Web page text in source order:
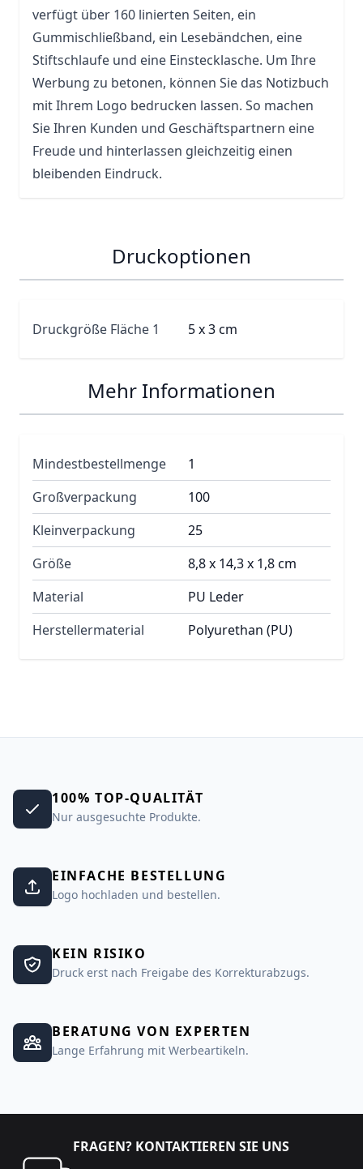
verfügt über 160 linierten Seiten, ein
Gummischließband, ein Lesebändchen, eine
Stiftschlaufe und eine Einstecklasche. Um Ihre
Werbung zu betonen, können Sie das Notizbuch
mit Ihrem Logo bedrucken lassen. So machen
Sie Ihren Kunden und Geschäftspartnern eine
Freude und hinterlassen gleichzeitig einen
bleibenden Eindruck.
Druckoptionen
Druckgröße Fläche 1 5 x 3 cm
Mehr Informationen
Mindestbestellmenge
1
Großverpackung
100
Kleinverpackung
25
Größe
8,8 x 14,3 x 1,8 cm
Material
PU Leder
Herstellermaterial
Polyurethan (PU)
100% TOP-QUALITÄT
Nur ausgesuchte Produkte.
EINFACHE BESTELLUNG
Logo hochladen und bestellen.
KEIN RISIKO
Druck erst nach Freigabe des Korrekturabzugs.
BERATUNG VON EXPERTEN
Lange Erfahrung mit Werbeartikeln.
FRAGEN? KONTAKTIEREN SIE UNS